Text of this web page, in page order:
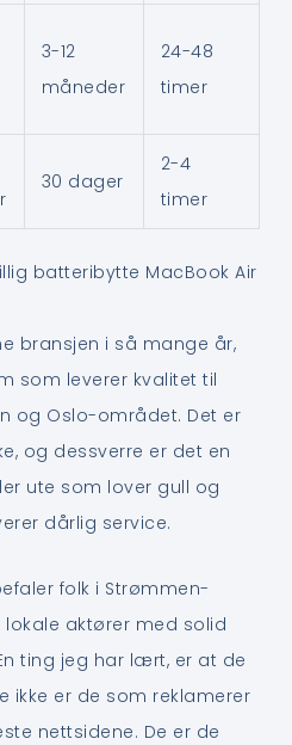
3-12
måneder
24-48
timer
30 dager
2-4
timer
batteribytte MacBook Air
bransjen i så mange år,
som leverer kvalitet til
og Oslo-området. Det er
og dessverre er det en
ute som lover gull og
dårlig service.
folk i Strømmen-
aktører med solid
ting jeg har lært, er at de
ikke er de som reklamerer
nettsidene. De er de